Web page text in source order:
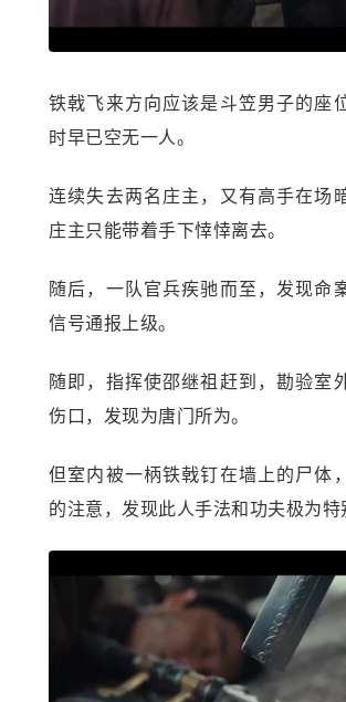
铁戟飞来方向应该是斗笠男子的座
时早已空无一人。
连续失去两名庄主，又有高手在场
庄主只能带着手下悻悻离去。
随后，一队官兵疾驰而至，发现命
信号通报上级。
随即，指挥使邵继祖赶到，勘验室
伤口，发现为唐门所为。
但室内被一柄铁戟钉在墙上的尸体
的注意，发现此人手法和功夫极为特